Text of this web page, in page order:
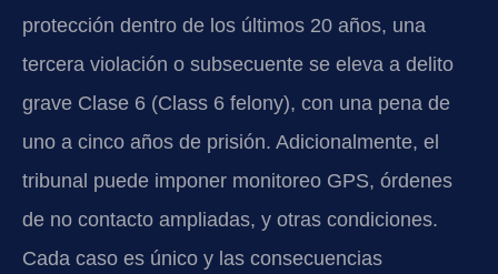
protección dentro de los últimos 20 años, una
tercera violación o subsecuente se eleva a delito
grave Clase 6 (Class 6 felony), con una pena de
uno a cinco años de prisión. Adicionalmente, el
tribunal puede imponer monitoreo GPS, órdenes
de no contacto ampliadas, y otras condiciones.
Cada caso es único y las consecuencias